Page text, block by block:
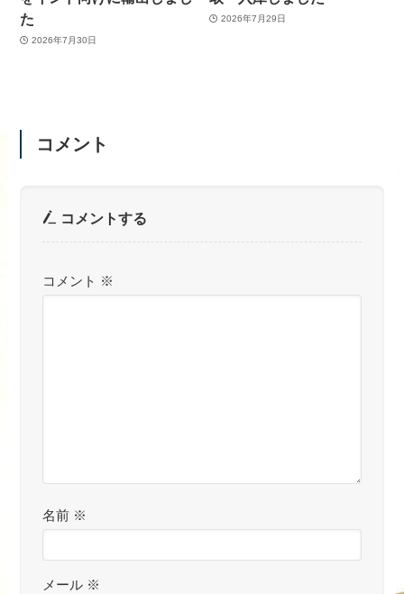
た
2026年7月30日
2026年7月29日
コメント
コメントする
コメント ※
名前 ※
メール ※